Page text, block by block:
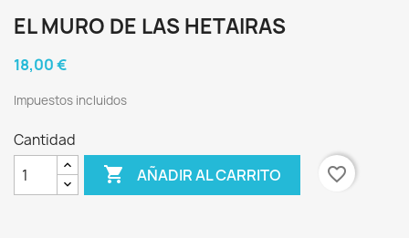
EL MURO DE LAS HETAIRAS
18,00 €
Impuestos incluidos
Cantidad
 AÑADIR AL CARRITO favorite_border